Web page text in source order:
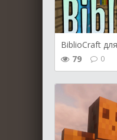
79
0